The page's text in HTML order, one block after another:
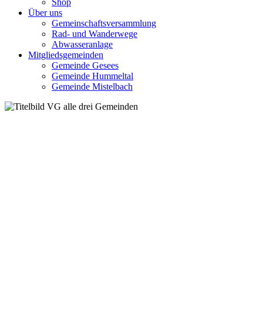
Shop
Über uns
Gemeinschaftsversammlung
Rad- und Wanderwege
Abwasseranlage
Mitgliedsgemeinden
Gemeinde Gesees
Gemeinde Hummeltal
Gemeinde Mistelbach